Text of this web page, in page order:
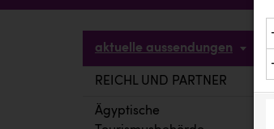
aktuelle aussendungen
REICHL UND PARTNER
Ägyptische